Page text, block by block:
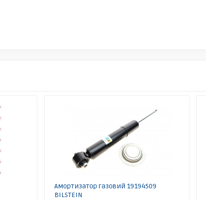
Амортизатор газовий 19194509
BILSTEIN